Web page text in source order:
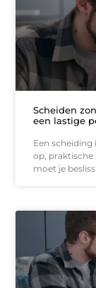
Scheiden
een lastige
Een scheiding
op, praktische
moet je